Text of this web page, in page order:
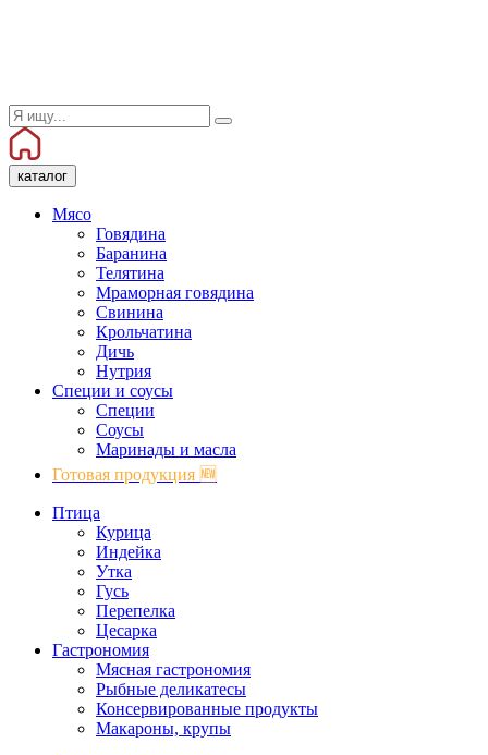
каталог
Мясо
Говядина
Баранина
Телятина
Мраморная говядина
Свинина
Крольчатина
Дичь
Нутрия
Специи и соусы
Специи
Соусы
Маринады и масла
Готовая продукция 🆕
Птица
Курица
Индейка
Утка
Гусь
Перепелка
Цесарка
Гастрономия
Мясная гастрономия
Рыбные деликатесы
Консервированные продукты
Макароны, крупы